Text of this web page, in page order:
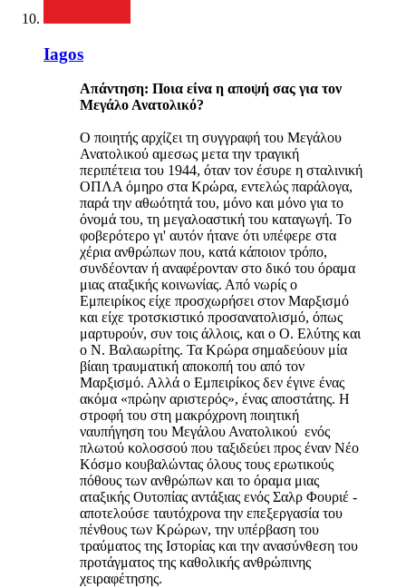
Iagos
Απάντηση: Ποια είνα η αποψή σας για τον
Μεγάλο Ανατολικό?
Ο ποιητής αρχίζει τη συγγραφή του Μεγάλου
Ανατολικού αμεσως μετα την τραγική
περιπέτεια του 1944, όταν τον έσυρε η σταλινική
ΟΠΛΑ όμηρο στα Κρώρα, εντελώς παράλογα,
παρά την αθωότητά του, μόνο και μόνο για το
όνομά του, τη μεγαλοαστική του καταγωγή. Το
φοβερότερο γι' αυτόν ήτανε ότι υπέφερε στα
χέρια ανθρώπων που, κατά κάποιον τρόπο,
συνδέονταν ή αναφέρονταν στο δικό του όραμα
μιας αταξικής κοινωνίας. Από νωρίς ο
Εμπειρίκος είχε προσχωρήσει στον Μαρξισμό
και είχε τροτσκιστικό προσανατολισμό, όπως
μαρτυρούν, συν τοις άλλοις, και ο Ο. Ελύτης και
ο Ν. Βαλαωρίτης. Τα Κρώρα σημαδεύουν μία
βίαιη τραυματική αποκοπή του από τον
Μαρξισμό. Αλλά ο Εμπειρίκος δεν έγινε ένας
ακόμα «πρώην αριστερός», ένας αποστάτης. Η
στροφή του στη μακρόχρονη ποιητική
ναυπήγηση του Μεγάλου Ανατολικού ­ ενός
πλωτού κολοσσού που ταξιδεύει προς έναν Νέο
Κόσμο κουβαλώντας όλους τους ερωτικούς
πόθους των ανθρώπων και το όραμα μιας
αταξικής Ουτοπίας αντάξιας ενός Σαλρ Φουριέ ­
αποτελούσε ταυτόχρονα την επεξεργασία του
πένθους των Κρώρων, την υπέρβαση του
τραύματος της Ιστορίας και την ανασύνθεση του
προτάγματος της καθολικής ανθρώπινης
χειραφέτησης.